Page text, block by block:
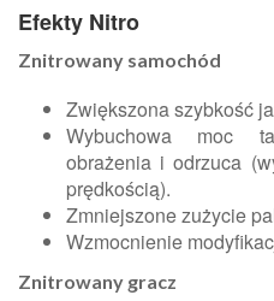
Efekty Nitro
Znitrowany samochód
Zwiększona szybkość
Wybuchowa moc
obrażenia i odrzuca
prędkością).
Zmniejszone zużycie
Wzmocnienie
Znitrowany gracz